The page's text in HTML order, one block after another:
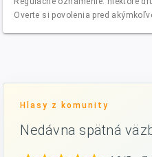
Overte si povolenia pred
Hlasy z komunity
Nedávna spätná